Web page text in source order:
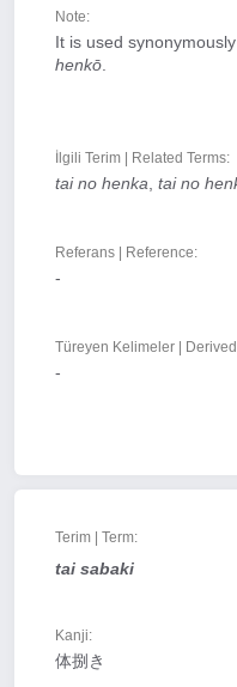
Note:
It is used
henkō
İlgili Terim | Related Terms:
tai no henka tai no
Referans | Reference:
-
Türeyen Kelimeler |
-
Terim | Term:
tai sabaki
Kanji:
体捌き